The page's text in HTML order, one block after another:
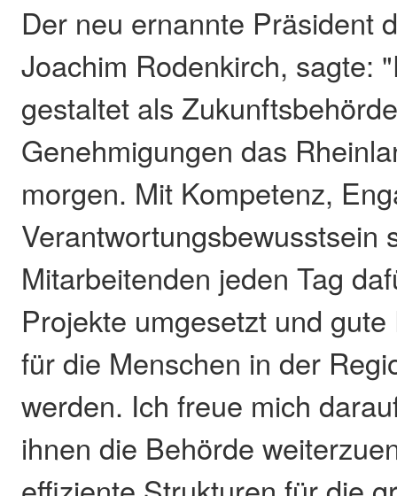
Der neu ernannte Präsident
Joachim Rodenkirch, sagte:
gestaltet als
Genehmigungen das
morgen. Mit Kompetenz,
Verantwortungsbewusstsein
Mitarbeitenden jeden Tag
Projekte umgesetzt und
für die Menschen in der
werden. Ich freue mich
ihnen die Behörde